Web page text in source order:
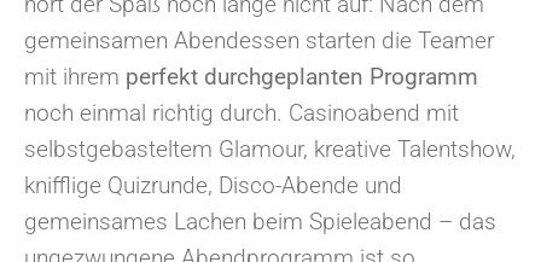
gemeinsamen Abendessen starten die Teamer
mit ihrem perfekt durchgeplanten Programm
noch einmal richtig durch. Casinoabend mit
selbstgebasteltem Glamour, kreative Talentshow,
knifflige Quizrunde, Disco-Abende und
gemeinsames Lachen beim Spieleabend – das